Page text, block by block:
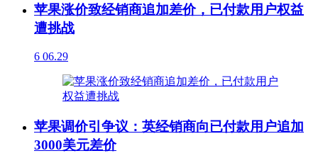
苹果涨价致经销商追加差价，已付款用户权益
遭挑战
6 06.29
苹果调价引争议：英经销商向已付款用户追加
3000美元差价